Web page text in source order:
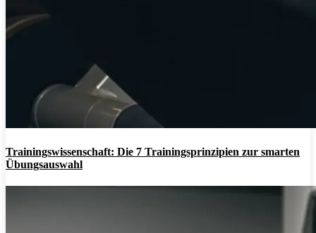
Trainingswissenschaft: Die 7 Trainingsprinzipien zur smarten
Übungsauswahl